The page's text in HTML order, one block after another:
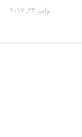
نوامبر 24, 2017